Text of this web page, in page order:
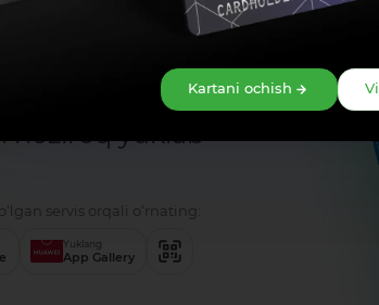
AYRIM QONUN HUJJATLARIGA O‘ZGARTISH VA
to'qnashuvi to'g'risidagi qonuni
— oson!
hoziroq yuklab
servis orqali o‘rnating:
Yuklang
App Gallery
Kartani ochish